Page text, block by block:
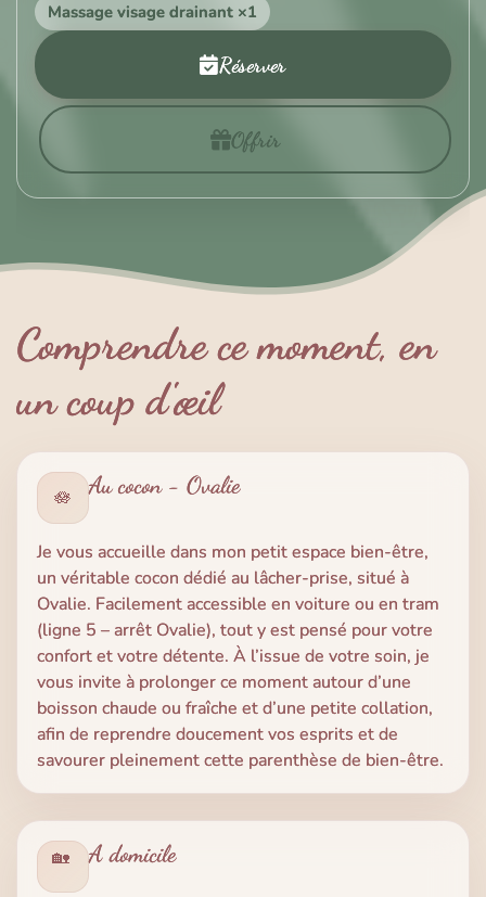
Massage visage drainant ×1
Réserver
Offrir
Comprendre ce moment, en
un coup d'œil
🪷 Au cocon - Ovalie
Je vous accueille dans mon petit espace bien-être,
un véritable cocon dédié au lâcher-prise, situé à
Ovalie. Facilement accessible en voiture ou en tram
(ligne 5 – arrêt Ovalie), tout y est pensé pour votre
confort et votre détente. À l’issue de votre soin, je
vous invite à prolonger ce moment autour d’une
boisson chaude ou fraîche et d’une petite collation,
afin de reprendre doucement vos esprits et de
savourer pleinement cette parenthèse de bien-être.
🏡 A domicile